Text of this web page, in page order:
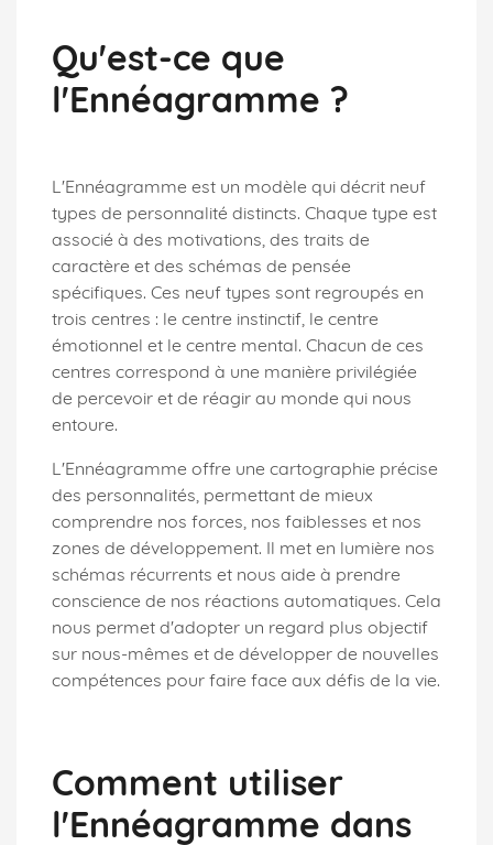
Qu'est-ce que
l'Ennéagramme ?
L'Ennéagramme est un modèle qui décrit neuf
types de personnalité distincts. Chaque type est
associé à des motivations, des traits de
caractère et des schémas de pensée
spécifiques. Ces neuf types sont regroupés en
trois centres : le centre instinctif, le centre
émotionnel et le centre mental. Chacun de ces
centres correspond à une manière privilégiée
de percevoir et de réagir au monde qui nous
entoure.
L'Ennéagramme offre une cartographie précise
des personnalités, permettant de mieux
comprendre nos forces, nos faiblesses et nos
zones de développement. Il met en lumière nos
schémas récurrents et nous aide à prendre
conscience de nos réactions automatiques. Cela
nous permet d'adopter un regard plus objectif
sur nous-mêmes et de développer de nouvelles
compétences pour faire face aux défis de la vie.
Comment utiliser
l'Ennéagramme dans